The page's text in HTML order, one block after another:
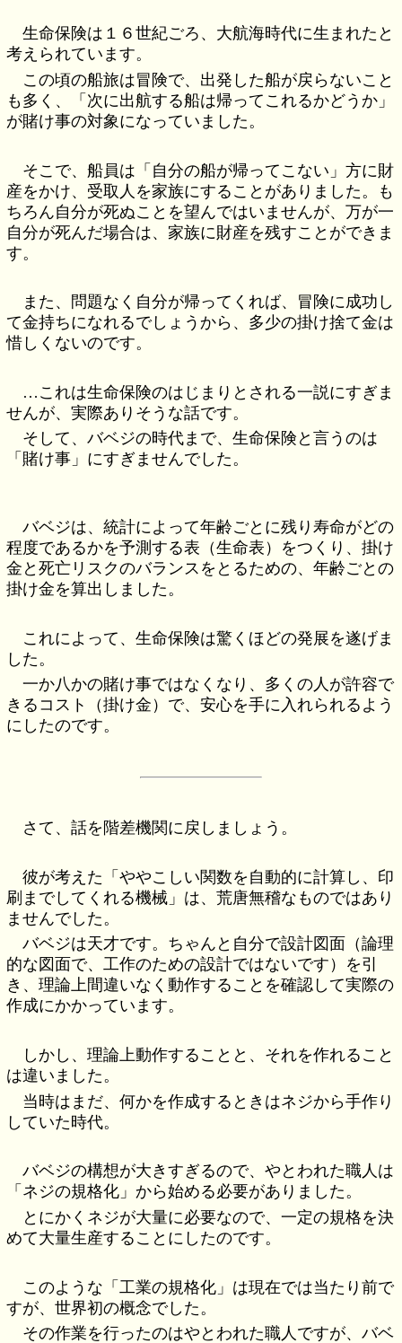
生命保険は１６世紀ごろ、大航海時代に生まれたと
考えられています。
この頃の船旅は冒険で、出発した船が戻らないこと
も多く、「次に出航する船は帰ってこれるかどうか」
が賭け事の対象になっていました。
そこで、船員は「自分の船が帰ってこない」方に財
産をかけ、受取人を家族にすることがありました。も
ちろん自分が死ぬことを望んではいませんが、万が一
自分が死んだ場合は、家族に財産を残すことができま
す。
また、問題なく自分が帰ってくれば、冒険に成功し
て金持ちになれるでしょうから、多少の掛け捨て金は
惜しくないのです。
…これは生命保険のはじまりとされる一説にすぎま
せんが、実際ありそうな話です。
そして、バベジの時代まで、生命保険と言うのは
「賭け事」にすぎませんでした。
バベジは、統計によって年齢ごとに残り寿命がどの
程度であるかを予測する表（生命表）をつくり、掛け
金と死亡リスクのバランスをとるための、年齢ごとの
掛け金を算出しました。
これによって、生命保険は驚くほどの発展を遂げま
した。
一か八かの賭け事ではなくなり、多くの人が許容で
きるコスト（掛け金）で、安心を手に入れられるよう
にしたのです。
さて、話を階差機関に戻しましょう。
彼が考えた「ややこしい関数を自動的に計算し、印
刷までしてくれる機械」は、荒唐無稽なものではあり
ませんでした。
バベジは天才です。ちゃんと自分で設計図面（論理
的な図面で、工作のための設計ではないです）を引
き、理論上間違いなく動作することを確認して実際の
作成にかかっています。
しかし、理論上動作することと、それを作れること
は違いました。
当時はまだ、何かを作成するときはネジから手作り
していた時代。
バベジの構想が大きすぎるので、やとわれた職人は
「ネジの規格化」から始める必要がありました。
とにかくネジが大量に必要なので、一定の規格を決
めて大量生産することにしたのです。
このような「工業の規格化」は現在では当たり前で
すが、世界初の概念でした。
その作業を行ったのはやとわれた職人ですが、バベ